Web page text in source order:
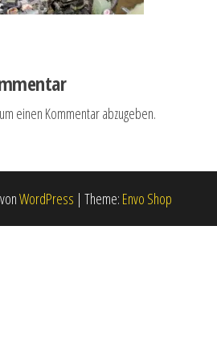
einen Kommentar abzugeben.
WordPress | Theme: Envo Shop